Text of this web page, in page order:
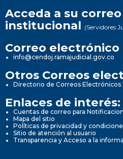
Acceda a su
institucional (Servidores
Correo
info@cendoj.ramajudicial.gov.co
Otros Correos
Directorio de Correos Electrónicos
Enlaces de interés:
Cuentas de correo para
Mapa del sitio
Políticas de privacidad y
Sitio de atención al usuario
Transparencia y Acceso a la